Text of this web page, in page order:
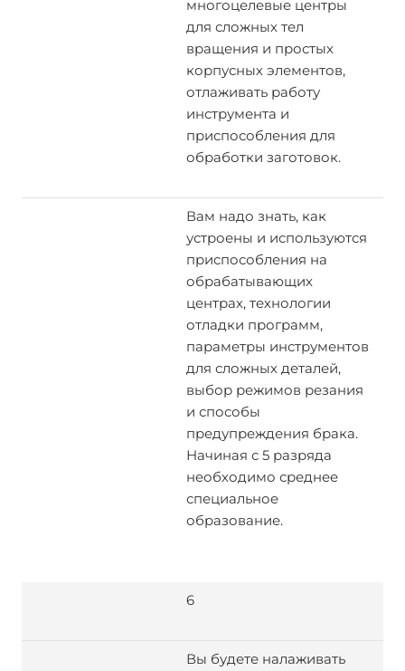
многоцелевые центры
для сложных тел
вращения и простых
корпусных элементов,
отлаживать работу
инструмента и
приспособления для
обработки заготовок.
Вам надо знать, как
устроены и используются
приспособления на
обрабатывающих
центрах, технологии
отладки программ,
параметры инструментов
для сложных деталей,
выбор режимов резания
и способы
предупреждения брака.
Начиная с 5 разряда
необходимо среднее
специальное
образование.
6
Вы будете налаживать